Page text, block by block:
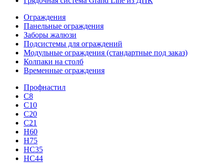
Ограждения
Панельные ограждения
Заборы жалюзи
Подсистемы для ограждений
Модульные ограждения (стандартные под заказ)
Колпаки на столб
Временные ограждения
Профнастил
С8
С10
С20
С21
H60
H75
HС35
НС44